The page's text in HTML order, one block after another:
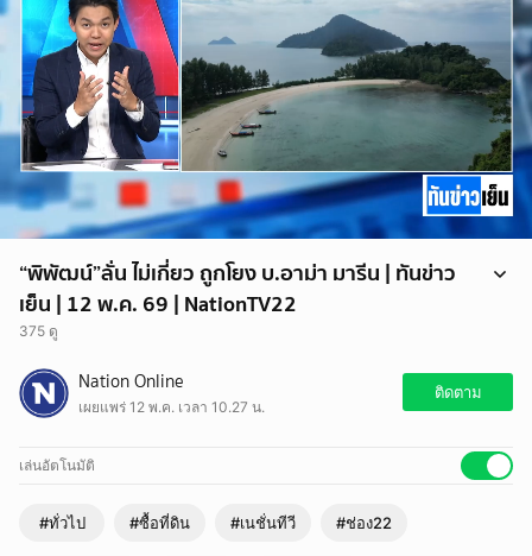
“พิพัฒน์”ลั่น ไม่เกี่ยว ถูกโยง บ.อาม่า มารีน | ทันข่าว
เย็น | 12 พ.ค. 69 | NationTV22
375 ดู
“พิพัฒน์” โต้ปมถูกโยงบริษัทเอกชนกว้านซื้อที่ดินรับแลนด์บริดจ์ ย้อนถามสื่อ
“เกี่ยวอะไรกับผม” ย้ำบริษัทออกมาชี้แจงแล้วว่าไม่ได้ซื้อที่ดิน ยอมรับซีอีโอ
บริษัทเป็นน้องชาย แต่ยืนยันไม่มีส่วนเกี่ยวข้องใดๆ พร้อมทิ้งท้าย “ไม่อยาก
Nation Online
เผยแพร่ 12 พ.ค. เวลา 10.27 น.
ติดตาม
เล่นอัตโนมัติ
#ทั่วไป #ซื้อที่ดิน #เนชั่นทีวี #ช่อง22